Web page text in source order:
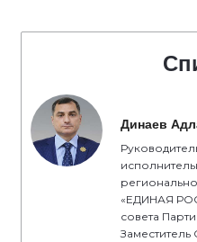
Динаев
«ЕДИНАЯ
совета